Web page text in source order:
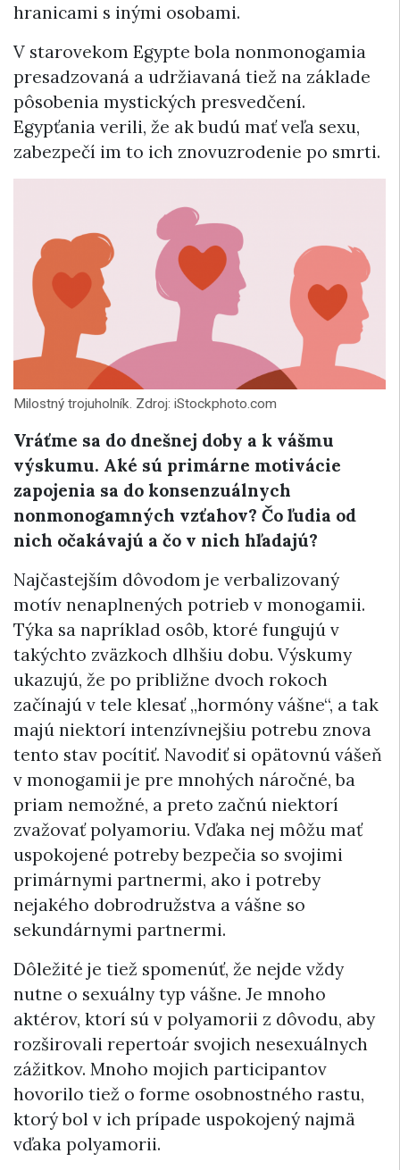
hranicami s inými osobami.
V starovekom Egypte bola nonmonogamia
presadzovaná a udržiavaná tiež na základe
pôsobenia mystických presvedčení.
Egypťania verili, že ak budú mať veľa sexu,
zabezpečí im to ich znovuzrodenie po smrti.
Milostný trojuholník. Zdroj: iStockphoto.com
Vráťme sa do dnešnej doby a k vášmu
výskumu. Aké sú primárne motivácie
zapojenia sa do konsenzuálnych
nonmonogamných vzťahov? Čo ľudia od
nich očakávajú a čo v nich hľadajú?
Najčastejším dôvodom je verbalizovaný
motív nenaplnených potrieb v monogamii.
Týka sa napríklad osôb, ktoré fungujú v
takýchto zväzkoch dlhšiu dobu. Výskumy
ukazujú, že po približne dvoch rokoch
začínajú v tele klesať „hormóny vášne“, a tak
majú niektorí intenzívnejšiu potrebu znova
tento stav pocítiť. Navodiť si opätovnú vášeň
v monogamii je pre mnohých náročné, ba
priam nemožné, a preto začnú niektorí
zvažovať polyamoriu. Vďaka nej môžu mať
uspokojené potreby bezpečia so svojimi
primárnymi partnermi, ako i potreby
nejakého dobrodružstva a vášne so
sekundárnymi partnermi.
Dôležité je tiež spomenúť, že nejde vždy
nutne o sexuálny typ vášne. Je mnoho
aktérov, ktorí sú v polyamorii z dôvodu, aby
rozširovali repertoár svojich nesexuálnych
zážitkov. Mnoho mojich participantov
hovorilo tiež o forme osobnostného rastu,
ktorý bol v ich prípade uspokojený najmä
vďaka polyamorii.